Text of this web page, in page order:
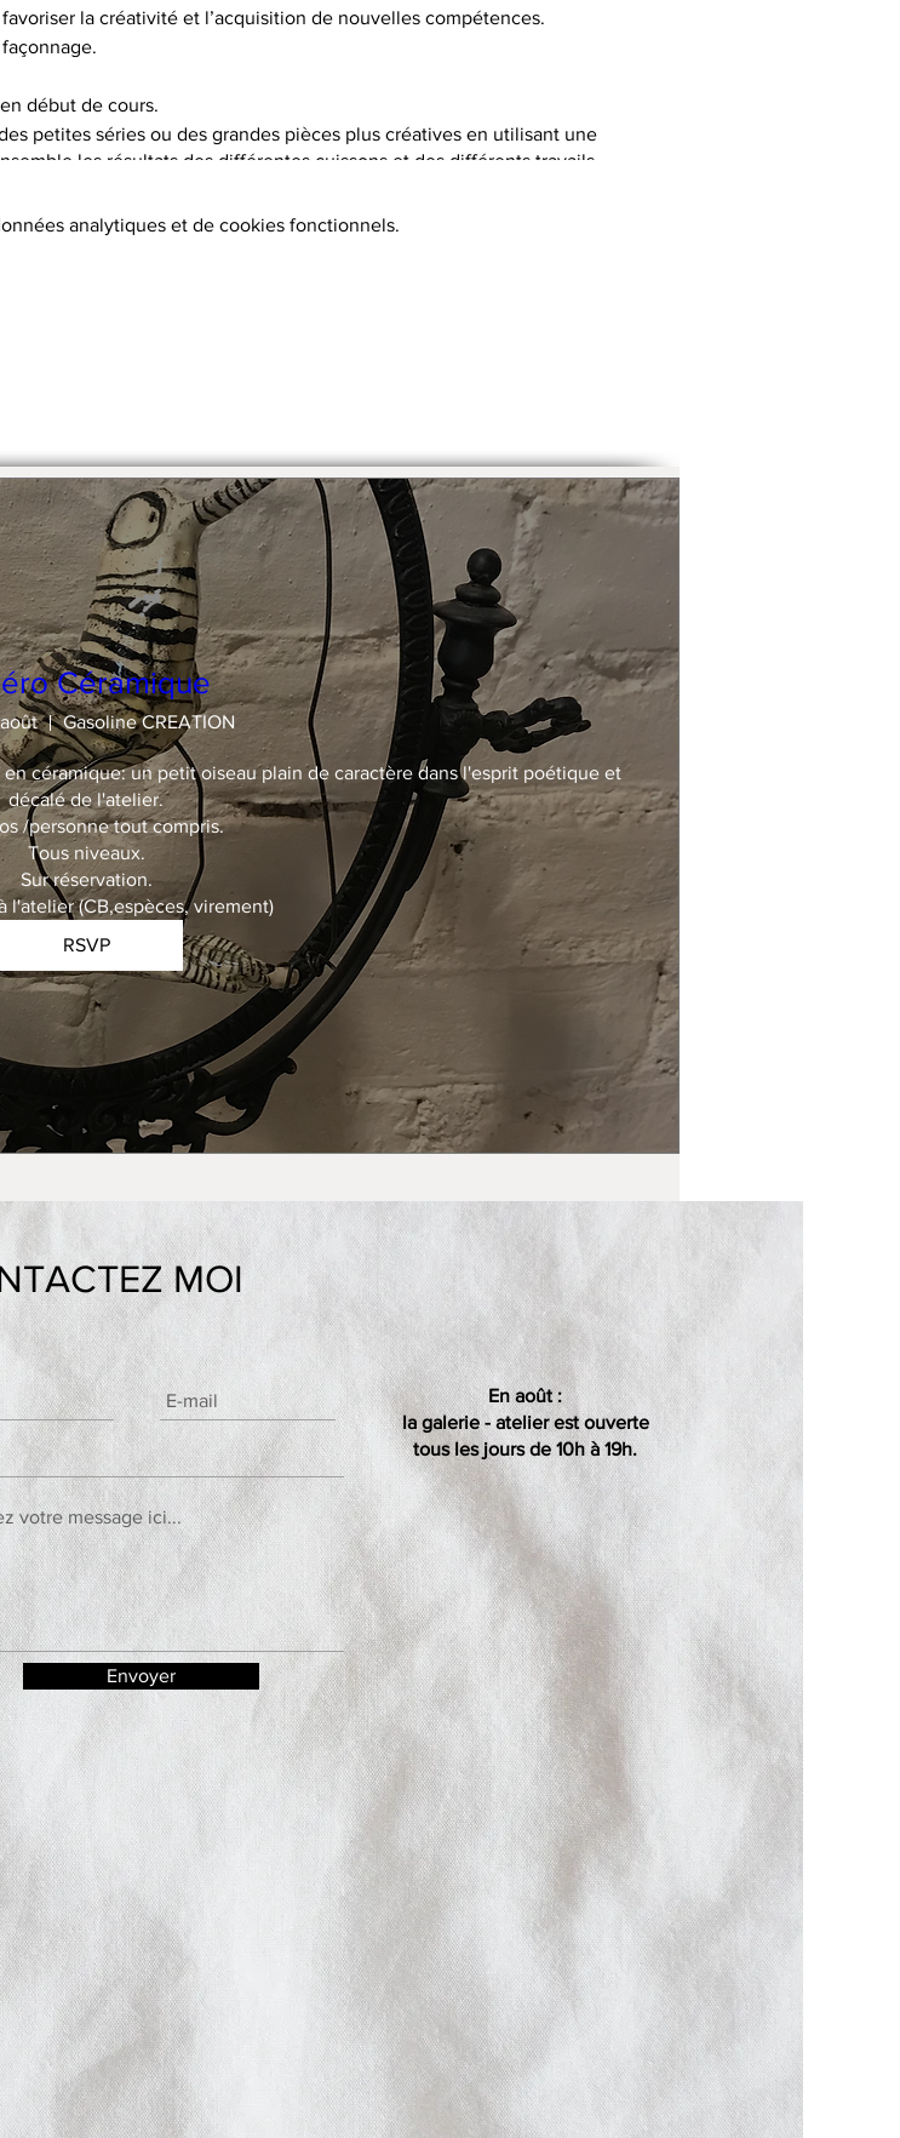
la créativité et l’acquisition de nouvelles compétences.
début de cours.
petites séries ou des grandes pièces plus créatives en utilisant une
les résultats des différentes cuissons et des différents travails
et pas moins de 15 engobes.
analytiques et de cookies fonctionnels.
Céramique
Gasoline CREATION
céramique: un petit oiseau plain de caractère dans l'esprit poétique et
décalé de l'atelier.
/personne tout compris.
Tous niveaux.
Sur réservation.
l'atelier (CB,espèces, virement)
RSVP
MOI
Envoyer
En août :
la galerie - atelier est ouverte
tous les jours de 10h à 19h.